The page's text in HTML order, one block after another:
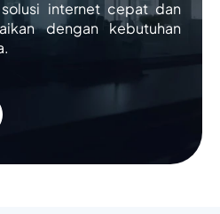
internet cepat dan
dengan kebutuhan